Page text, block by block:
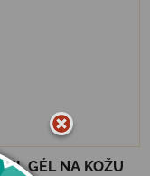
GÉL NA KOŽU